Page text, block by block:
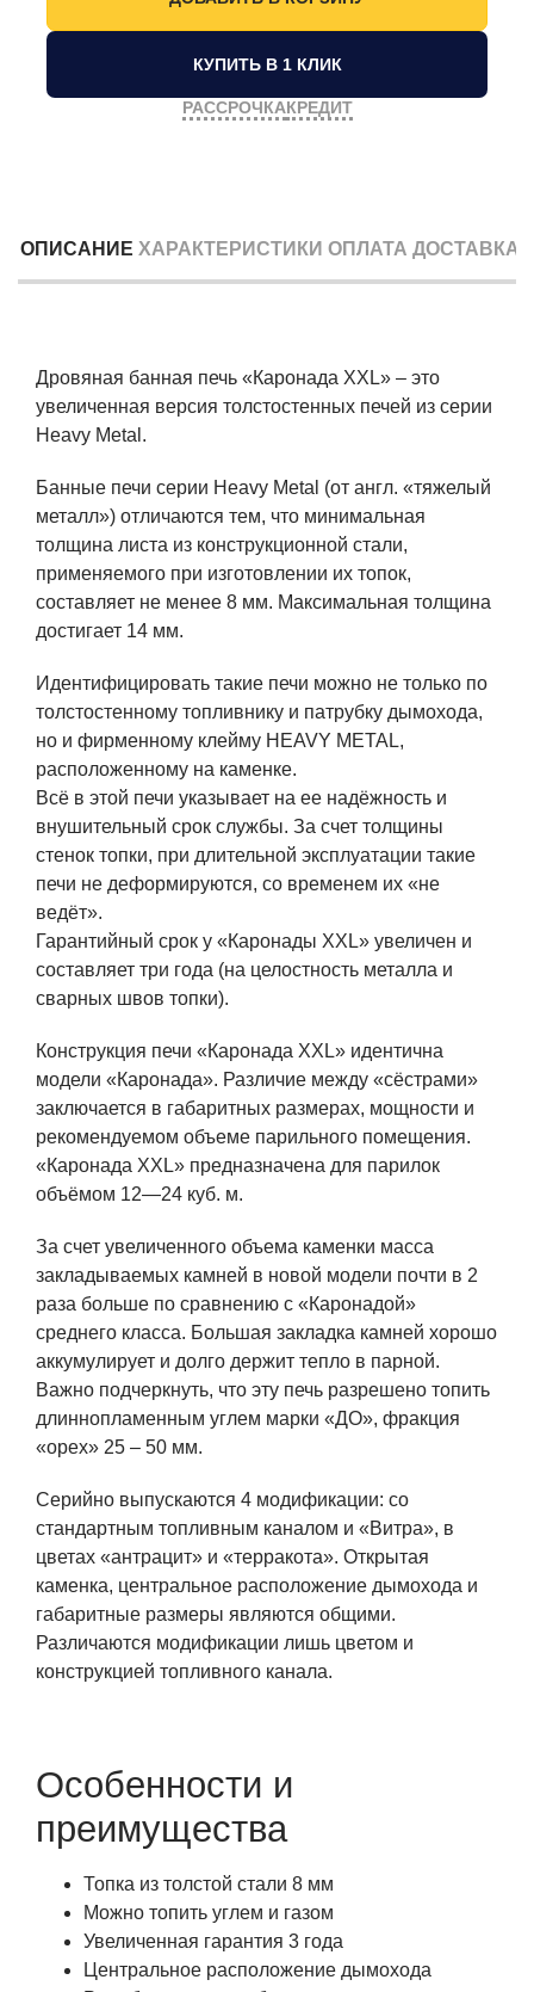
КУПИТЬ В 1 КЛИК
РАССРОЧКАКРЕДИТ
ОПИСАНИЕ ХАРАКТЕРИСТИКИ ОПЛАТА ДОСТАВКА
Дровяная банная печь «Каронада XXL» – это
увеличенная версия толстостенных печей из серии
Heavy Metal.
Банные печи серии Heavy Metal (от англ. «тяжелый
металл») отличаются тем, что минимальная
толщина листа из конструкционной стали,
применяемого при изготовлении их топок,
составляет не менее 8 мм. Максимальная толщина
достигает 14 мм.
Идентифицировать такие печи можно не только по
толстостенному топливнику и патрубку дымохода,
но и фирменному клейму HEAVY METAL,
расположенному на каменке.
Всё в этой печи указывает на ее надёжность и
внушительный срок службы. За счет толщины
стенок топки, при длительной эксплуатации такие
печи не деформируются, со временем их «не
ведёт».
Гарантийный срок у «Каронады XXL» увеличен и
составляет три года (на целостность металла и
сварных швов топки).
Конструкция печи «Каронада XXL» идентична
модели «Каронада». Различие между «сёстрами»
заключается в габаритных размерах, мощности и
рекомендуемом объеме парильного помещения.
«Каронада XXL» предназначена для парилок
объёмом 12—24 куб. м.
За счет увеличенного объема каменки масса
закладываемых камней в новой модели почти в 2
раза больше по сравнению с «Каронадой»
среднего класса. Большая закладка камней хорошо
аккумулирует и долго держит тепло в парной.
Важно подчеркнуть, что эту печь разрешено топить
длиннопламенным углем марки «ДО», фракция
«орех» 25 – 50 мм.
Серийно выпускаются 4 модификации: со
стандартным топливным каналом и «Витра», в
цветах «антрацит» и «терракота». Открытая
каменка, центральное расположение дымохода и
габаритные размеры являются общими.
Различаются модификации лишь цветом и
конструкцией топливного канала.
Особенности и
преимущества
Топка из толстой стали 8 мм
Можно топить углем и газом
Увеличенная гарантия 3 года
Центральное расположение дымохода